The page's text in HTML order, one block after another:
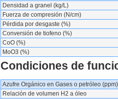
Densidad a granel (kg/L)
Fuerza de compresión (N/cm)
Pérdida por desgaste (%)
Conversión de tiofeno (%)
CoO (%)
MoO3 (%)
Condiciones de
Azufre Orgánico en Gases o petróleo (ppm)
Relación de volumen H2 a óleo